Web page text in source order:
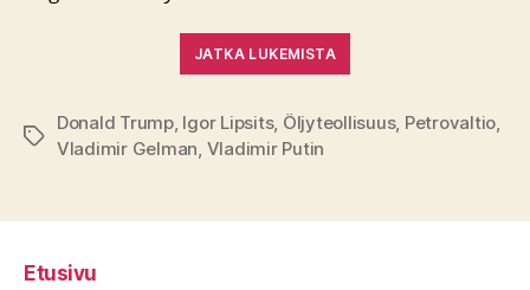
JATKA LUKEMISTA
Avainsanat
Donald Trump, Igor Lipsits, Öljyteollisuus, Petrovaltio
Vladimir Gelman Vladimir Putin
Etusivu